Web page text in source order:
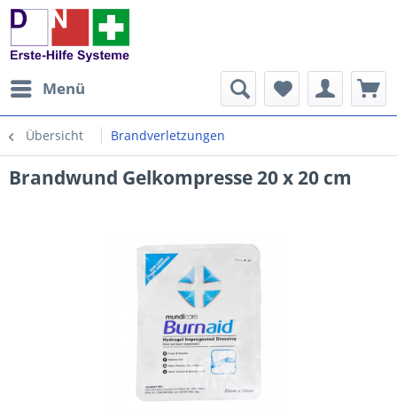
Menü
Übersicht Brandverletzungen
Brandwund Gelkompresse 20 x 20 cm